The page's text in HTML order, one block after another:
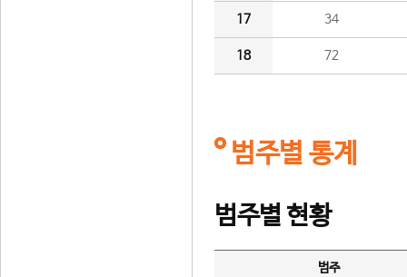
17 34
18 72
범주별 통계
범주별 현황
범주